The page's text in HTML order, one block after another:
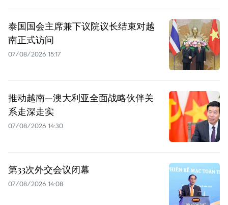
泰国国会主席兼下议院议长结束对越
南正式访问
07/08/2026 15:17
推动越南—澳大利亚全面战略伙伴关
系走深走实
07/08/2026 14:30
第33次外交会议闭幕
07/08/2026 14:08